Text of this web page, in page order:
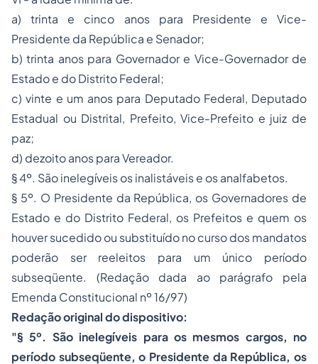
a) trinta e cinco anos para Presidente e Vice-
Presidente da República e Senador;
b) trinta anos para Governador e Vice-Governador de
Estado e do Distrito Federal;
c) vinte e um anos para Deputado Federal, Deputado
Estadual ou Distrital, Prefeito, Vice-Prefeito e juiz de
paz;
d) dezoito anos para Vereador.
§ 4º. São inelegíveis os inalistáveis e os analfabetos.
§ 5º. O Presidente da República, os Governadores de
Estado e do Distrito Federal, os Prefeitos e quem os
houver sucedido ou substituído no curso dos mandatos
poderão ser reeleitos para um único período
subseqüente. (Redação dada ao parágrafo pela
Emenda Constitucional nº 16/97)
Redação original do dispositivo:
"§ 5º. São inelegíveis para os mesmos cargos, no
período subseqüente, o Presidente da República, os